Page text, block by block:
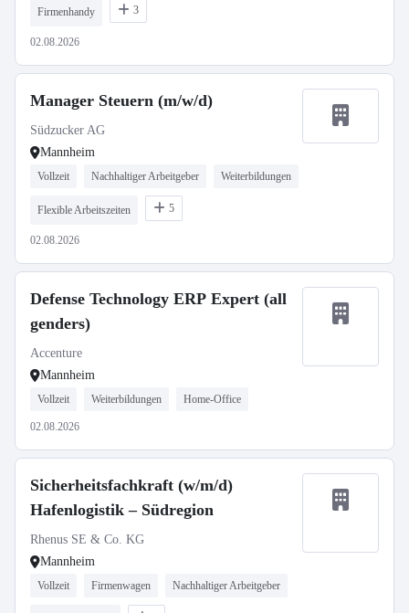
Firmenhandy 3
02.08.2026
Manager Steuern (m/w/d)
Südzucker AG
Mannheim
Vollzeit Nachhaltiger Arbeitgeber Weiterbildungen
Flexible Arbeitszeiten 5
02.08.2026
Defense Technology ERP Expert (all
genders)
Accenture
Mannheim
Vollzeit Weiterbildungen Home-Office
02.08.2026
Sicherheitsfachkraft (w/m/d)
Hafenlogistik – Südregion
Rhenus SE & Co. KG
Mannheim
Vollzeit Firmenwagen Nachhaltiger Arbeitgeber